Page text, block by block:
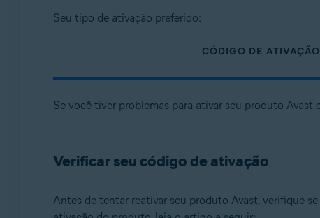
Seu tipo de ativação preferido:
CÓDIGO DE ATIVAÇÃO
Se você tiver problemas para ativar seu produto Avast
Verificar seu código de ativação
Antes de tentar reativar seu produto Avast, verifique